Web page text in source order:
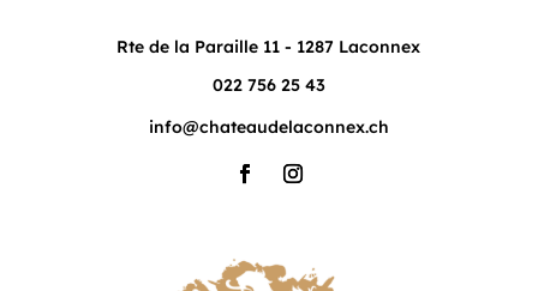
Rte de la Paraille 11 - 1287 Laconnex
022 756 25 43
info@chateaudelaconnex.ch